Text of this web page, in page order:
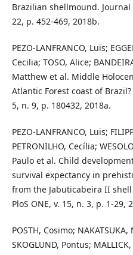
Brazilian shellmound.
22, p. 452-469, 2018b.
PEZO-LANFRANCO, Luis;
Cecilia; TOSO, Alice;
Matthew et al. Middle
Atlantic Forest coast of
5, n. 9, p. 180432, 2018a.
PEZO-LANFRANCO, Luis;
PETRONILHO, Cecília;
Paulo et al. Child
survival expectancy in
from the Jabuticabeira II
PloS ONE, v. 15, n. 3, p. 1-29,
POSTH, Cosimo;
SKOGLUND, Pontus;